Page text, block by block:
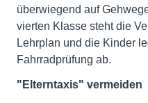
überwiegend auf
vierten Klasse steht die
Lehrplan und die Kinder
Fahrradprüfung ab.
"Elterntaxis" vermeiden